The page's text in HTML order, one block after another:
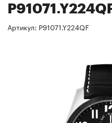
Артикул: P91071.Y224QF